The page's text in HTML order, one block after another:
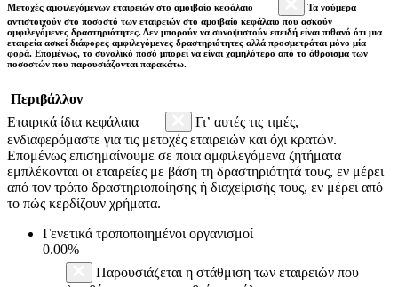
Μετοχές αμφιλεγόμενων εταιρειών στο αμοιβαίο κεφάλαιο
Τα νούμερα
αντιστοιχούν στο ποσοστό των εταιρειών στο αμοιβαίο κεφάλαιο που ασκούν
αμφιλεγόμενες δραστηριότητες. Δεν μπορούν να συνοψιστούν επειδή είναι πιθανό ότι μια
εταιρεία ασκεί διάφορες αμφιλεγόμενες δραστηριότητες αλλά προσμετράται μόνο μία
φορά. Επομένως, το συνολικό ποσό μπορεί να είναι χαμηλότερο από το άθροισμα των
ποσοστών που παρουσιάζονται παρακάτω.
Περιβάλλον
Εταιρικά ίδια κεφάλαια
Γι’ αυτές τις τιμές,
ενδιαφερόμαστε για τις μετοχές εταιρειών και όχι κρατών.
Επομένως επισημαίνουμε σε ποια αμφιλεγόμενα ζητήματα
εμπλέκονται οι εταιρείες με βάση τη δραστηριότητά τους, εν μέρει
από τον τρόπο δραστηριοποίησης ή διαχείρισής τους, εν μέρει από
το πώς κερδίζουν χρήματα.
Γενετικά τροποποιημένοι οργανισμοί
0.00%
Παρουσιάζεται η στάθμιση των εταιρειών που